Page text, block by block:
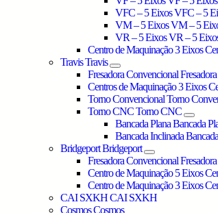
VFC – 5 EixosVFC – 5
VM – 5 EixosVM – 5
VR – 5 EixosVR – 5
Centro de Maquinação 3 Eixos
TravisTravis
Fresadora Convencional
Centros de Maquinação 3 Eixos
Torno ConvencionalTorno
Torno CNCTorno CNC
Bancada PlanaBancada
Bancada Inclinada
BridgeportBridgeport
Fresadora Convencional
Centro de Maquinação 5 Eixos
Centro de Maquinação 3 Eixos
CAI SXKHCAI SXKH
CosmosCosmos